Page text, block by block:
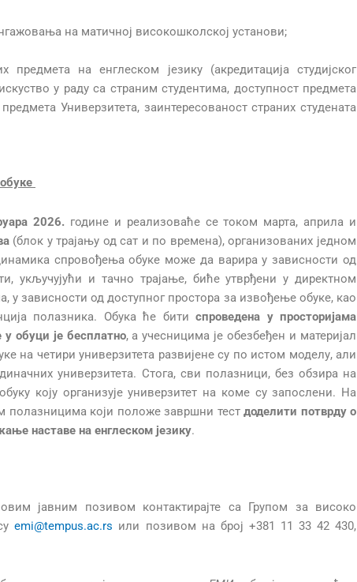
на матичној високошколској установи;
предмета на енглеском језику (акредитација студијског
у раду са страним студентима, доступност предмета
Универзитета, заинтересованост страних студената
2026. године и реализоваће се током марта, априла и
(блок у трајању од сат и по времена), организованих једном
спровођења обуке може да варира у зависности од
укључујући и тачно трајање, биће утврђени у директном
у зависности од доступног простора за извођење обуке, као
полазника. Обука ће бити спроведена у просторијама
обуци је бесплатно, а учесницима је обезбеђен и материјал
на четири универзитета развијене су по истом моделу, али
универзитета. Стога, сви полазници, без обзира на
коју организује универзитет на коме су запослени. На
полазницима који положе завршни тестдоделити потврду о
наставе на енглеском језику.
јавним позивом контактирајте са Групом за високо
emi@tempus.ac.rs или позивом на број +381 11 33 42 430,